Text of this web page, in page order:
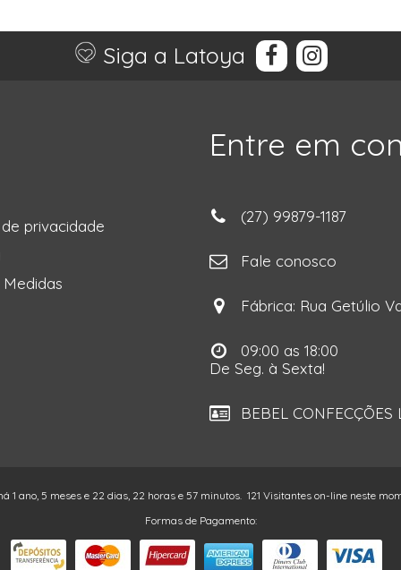
Siga a Latoya
privacidade
Medidas
Entre em
(27) 99879-1187
Fale conosco
Fábrica: Rua Getúlio
09:00 as 18:00
De Seg. à Sexta!
BEBEL
1 ano, 5 meses e 22 dias, 22 horas e 57 minutos. 121 Visitantes on-line neste
Formas de Pagamento: